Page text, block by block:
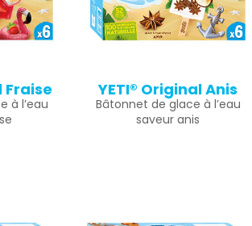
Fraise
à l’eau
YETI® Original Anis
Bâtonnet de glace à l’eau
saveur anis